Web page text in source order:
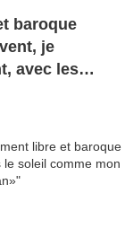
baroque
je
avec les